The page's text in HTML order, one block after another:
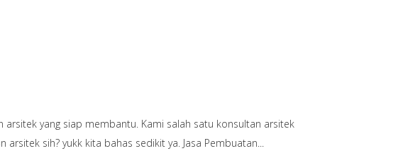
yang siap membantu. Kami salah satu konsultan arsitek
sih? yukk kita bahas sedikit ya. Jasa Pembuatan